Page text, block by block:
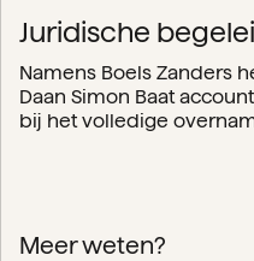
Juridische
Namens Boels Zanders
Daan Simon Baat
bij het volledige
Meer weten?